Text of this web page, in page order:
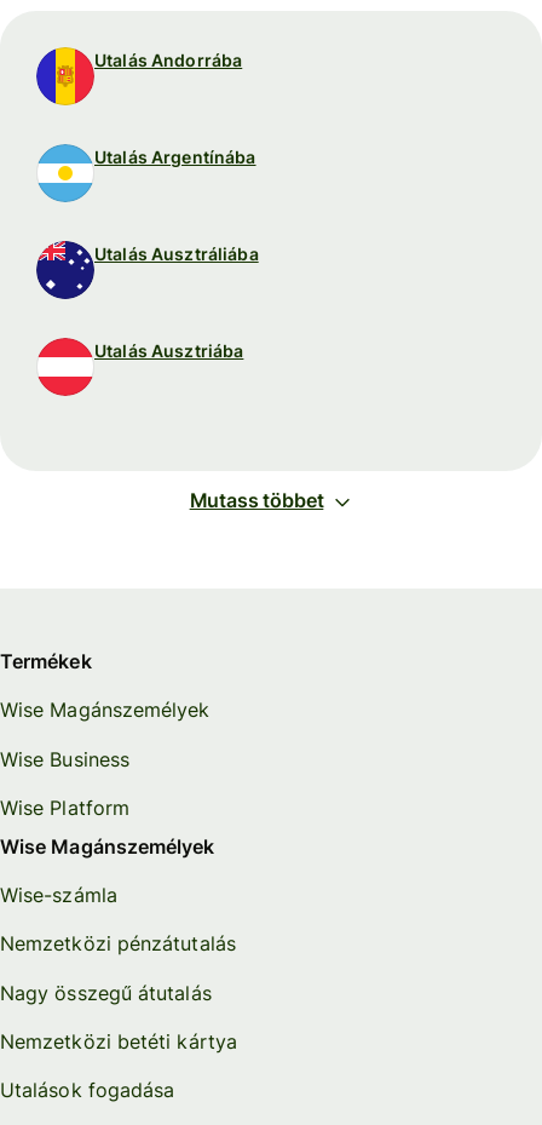
Utalás Andorrába
Utalás Argentínába
Utalás Ausztráliába
Utalás Ausztriába
Mutass többet
Termékek
Wise Magánszemélyek
Wise Business
Wise Platform
Wise Magánszemélyek
Wise-számla
Nemzetközi pénzátutalás
Nagy összegű átutalás
Nemzetközi betéti kártya
Utalások fogadása